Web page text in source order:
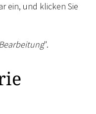
ein, und klicken Sie
".